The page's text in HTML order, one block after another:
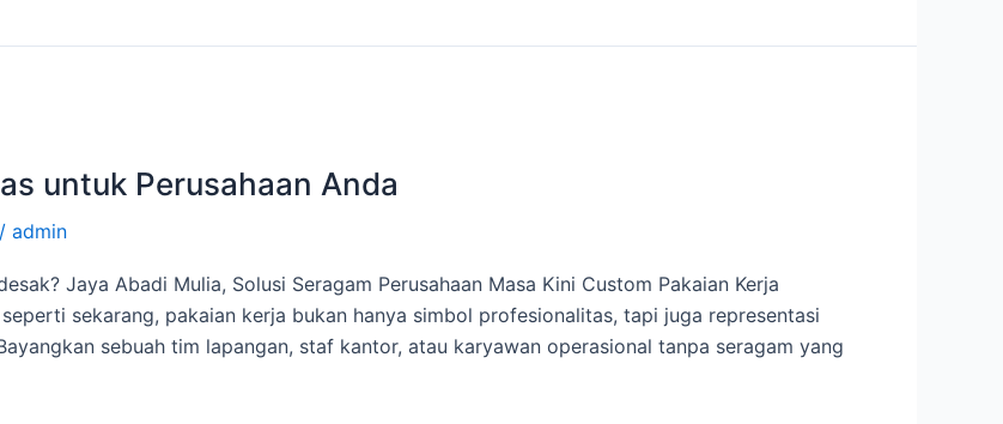
untuk Perusahaan Anda
/ admin
Jaya Abadi Mulia, Solusi Seragam Perusahaan Masa Kini Custom Pakaian Kerja
sekarang, pakaian kerja bukan hanya simbol profesionalitas, tapi juga representasi
sebuah tim lapangan, staf kantor, atau karyawan operasional tanpa seragam yang